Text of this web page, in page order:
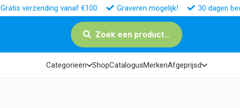
Gratis verzending vanaf €100 Graveren mogelijk! 30 dagen
Zoek een product…
Categorieën ShopCatalogusMerkenAfgeprijsd